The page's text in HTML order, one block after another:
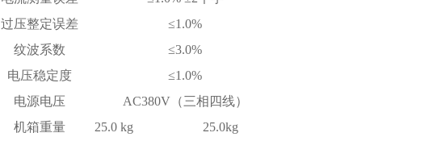
过压整定误差
≤1.0%
纹波系数
≤3.0%
电压稳定度
≤1.0%
电源电压
AC380V（三相四线）
机箱重量
25.0 kg 25.0kg